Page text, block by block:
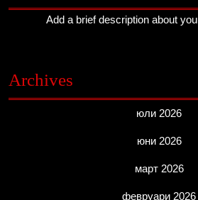
Add a brief description about
Archives
юли 2026
юни 2026
март 2026
февруари 2026